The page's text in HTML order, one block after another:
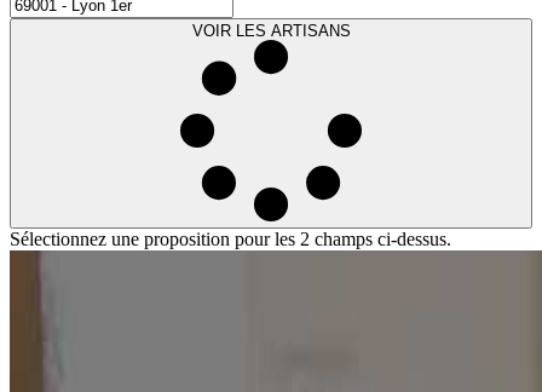
Sélectionnez une proposition pour les 2 champs ci-dessus.